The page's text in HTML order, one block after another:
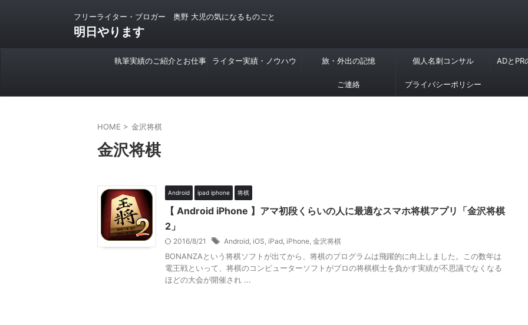
フリーライター・ブロガー 奥野 大児の気になるものごと
明日やります
執筆実績のご紹介とお仕事 ライター実績・ノウハウ 旅・外出の記憶 個人名刺コンサル ADとPR
ご連絡 プライバシーポリシー
HOME > 金沢将棋
金沢将棋
Android ipad iphone 将棋
【 Android iPhone 】アマ初段くらいの人に最適なスマホ将棋アプリ「金沢将棋
2」
2016/8/21 Android, iOS, iPad, iPhone, 金沢将棋
BONANZAという将棋ソフトが出てから、将棋のプログラムは飛躍的に向上しました。この数年は
電王戦といって、将棋のコンピューターソフトがプロの将棋棋士を負かす実績が不思議でなくなる
ほどの大会が開催され ...